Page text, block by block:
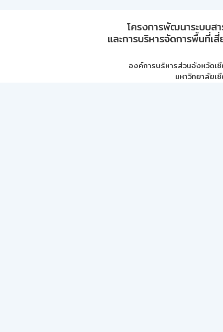
โครงการพัฒนาระบบส
และการบริหารจัดการพื้นที่เ
องค์การบริหารส่วนจังหวัดเ
มหาวิทยาลัยเ